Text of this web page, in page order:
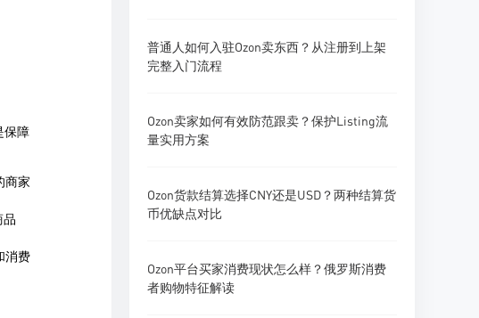
普通人如何入驻Ozon卖东西？从注册到上架
完整入门流程
Ozon卖家如何有效防范跟卖？保护Listing流
量实用方案
Ozon货款结算选择CNY还是USD？两种结算货
币优缺点对比
Ozon平台买家消费现状怎么样？俄罗斯消费
者购物特征解读